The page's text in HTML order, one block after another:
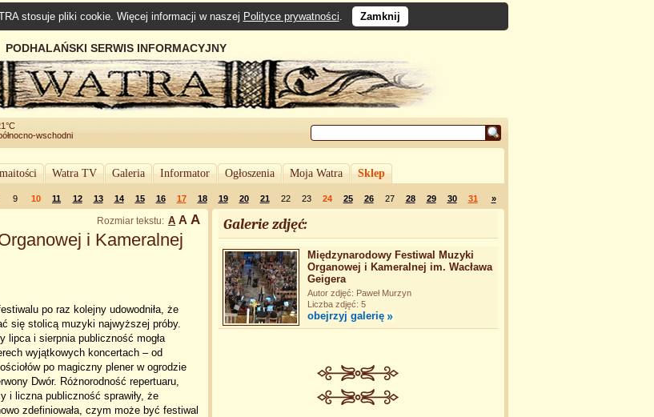
stosuje pliki cookie. Więcej informacji w naszej Polityce prywatności. Zamknij
PODHALAŃSKI SERWIS INFORMACYJNY
wschodni
Watra TV Galeria Informator Ogłoszenia Moja Watra Sklep
9 10 11 12 13 14 15 16 17 18 19 20 21 22 23 24 25 26 27 28 29 30 31 »
Rozmiar tekstu: A A A
i Kameralnej
po raz kolejny udowodniła, że
się stolicą muzyki najwyższej próby.
lipca i sierpnia publiczność mogła
wyjątkowych koncertach – od
po magiczny plener w ogrodzie
Dwór. Różnorodność repertuaru,
i liczna publiczność sprawiły, że
zdefiniowała, czym może być festiwal
Galerie zdjęć:
Międzynarodowy Festiwal Muzyki
Organowej i Kameralnej im. Wacława
Geigera
Autor zdjęć: Paweł Murzyn
Liczba zdjęć: 5
obejrzyj galerię